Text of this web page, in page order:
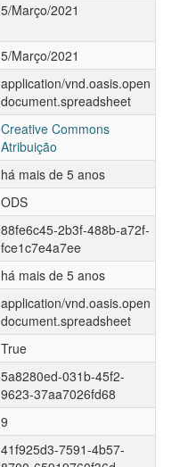
5/Março/2021
5/Março/2021
application/vnd.oasis.open
document.spreadsheet
Creative Commons
Atribuição
há mais de 5 anos
ODS
88fe6c45-2b3f-488b-a72f-
fce1c7e4a7ee
há mais de 5 anos
application/vnd.oasis.open
document.spreadsheet
True
5a8280ed-031b-45f2-
9623-37aa7026fd68
9
41f925d3-7591-4b57-